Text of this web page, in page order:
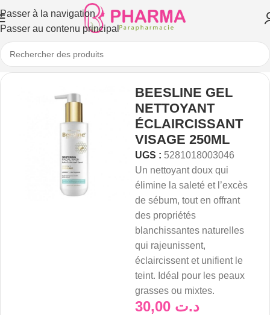
Passer à la navigation
Passer au contenu principal
BEESLINE GEL
NETTOYANT
ÉCLAIRCISSANT
VISAGE 250ML
UGS : 5281018003046
Un nettoyant doux qui
élimine la saleté et l’excès
de sébum, tout en offrant
des propriétés
blanchissantes naturelles
qui rajeunissent,
éclaircissent et unifient le
teint. Idéal pour les peaux
grasses ou mixtes.
د.ت